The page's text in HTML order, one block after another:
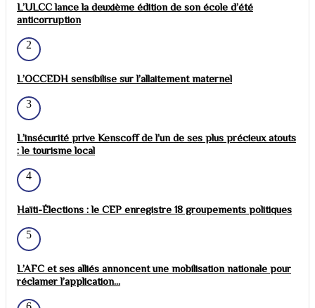
L’ULCC lance la deuxième édition de son école d’été
anticorruption
2
L’OCCEDH sensibilise sur l’allaitement maternel
3
L’insécurité prive Kenscoff de l’un de ses plus précieux atouts
: le tourisme local
4
Haïti-Élections : le CEP enregistre 18 groupements politiques
5
L’AFC et ses alliés annoncent une mobilisation nationale pour
réclamer l’application...